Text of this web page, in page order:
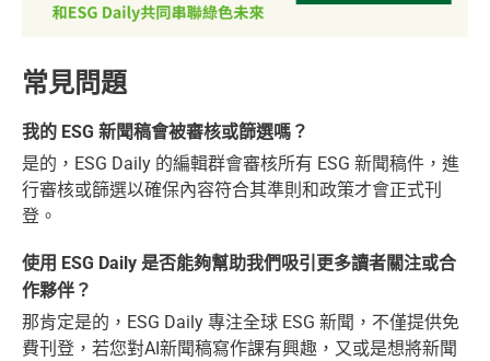
常見問題
我的 ESG 新聞稿會被審核或篩選嗎？
是的，ESG Daily 的編輯群會審核所有 ESG 新聞稿件，進
行審核或篩選以確保內容符合其準則和政策才會正式刊
登。
使用 ESG Daily 是否能夠幫助我們吸引更多讀者關注或合
作夥伴？
那肯定是的，ESG Daily 專注全球 ESG 新聞，不僅提供免
費刊登，若您對AI新聞稿寫作課有興趣，又或是想將新聞